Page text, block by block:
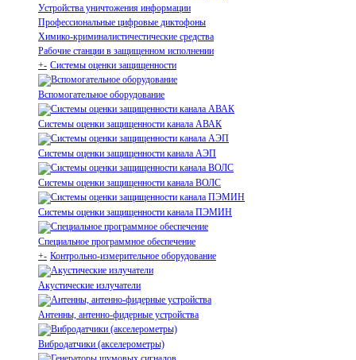
Устройства уничтожения информации
Профессиональные цифровые диктофоны
Химико-криминалистичестические средства
Рабочие станции в защищенном исполнении
+- Системы оценки защищенности
Вспомогательное оборудование
Системы оценки защищенности канала АВАК
Системы оценки защищенности канала АЭП
Системы оценки защищенности канала ВОЛС
Системы оценки защищенности канала ПЭМИН
Специальное программное обеспечение
+- Контрольно-измерительное оборудование
Акустические излучатели
Антенны, антенно-фидерные устройства
Вибродатчики (акселерометры)